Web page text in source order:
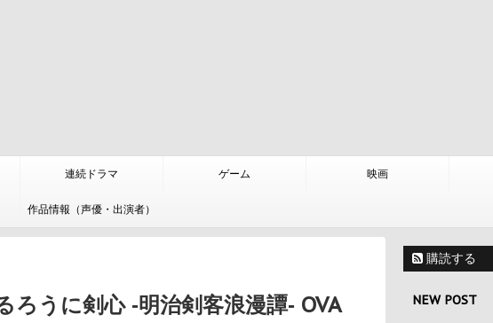
連続ドラマ ゲーム 映画
作品情報（声優・出演者）
うに剣心 ‐明治剣客浪漫譚‐ OVA
購読する
NEW POST